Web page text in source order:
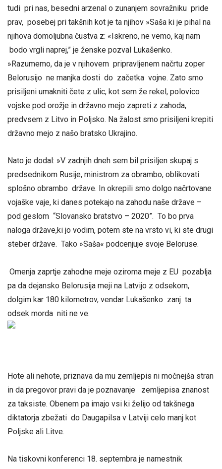
tudi pri nas, besedni arzenal o zunanjem sovražniku pride
prav, posebej pri takšnih kot je ta njihov »Saša ki je pihal na
njihova domoljubna čustva z: «Iskreno, ne vemo, kaj nam
bodo vrgli naprej,” je ženske pozval Lukašenko.
»Razumemo, da je v njihovem pripravljenem načrtu zoper
Belorusijo ne manjka dosti do začetka vojne. Zato smo
prisiljeni umakniti čete z ulic, kot sem že rekel, polovico
vojske pod orožje in državno mejo zapreti z zahoda,
predvsem z Litvo in Poljsko. Na žalost smo prisiljeni krepiti
državno mejo z našo bratsko Ukrajino.
Nato je dodal: »V zadnjih dneh sem bil prisiljen skupaj s
predsednikom Rusije, ministrom za obrambo, oblikovati
splošno obrambo države. In okrepili smo dolgo načrtovane
vojaške vaje, ki danes potekajo na zahodu naše države –
pod geslom “Slovansko bratstvo – 2020”. To bo prva
naloga države,ki jo vodim, potem ste na vrsto vi, ki ste drugi
steber države. Tako »Saša« podcenjuje svoje Beloruse.
Omenja zaprtje zahodne meje oziroma meje z EU pozablja
pa da dejansko Belorusija meji na Latvijo z odsekom,
dolgim ​​kar 180 kilometrov, vendar Lukašenko zanj ta
odsek morda niti ne ve.
Hote ali nehote, priznava da mu zemljepis ni močnejša stran
in da pregovor pravi da je poznavanje zemljepisa znanost
za taksiste. Obenem pa imajo vsi ki želijo od takšnega
diktatorja zbežati do Daugapilsa v Latviji celo manj kot
Poljske ali Litve.
Na tiskovni konferenci 18. septembra je namestnik